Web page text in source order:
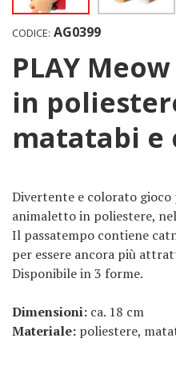
CODICE: AG0399
PLAY Meow - animaletti
in
matatabi e
Divertente e colorato
animaletto in poliestere,
Il passatempo contiene
per essere ancora più
Disponibile in 3 forme.
Dimensioni: ca. 18 cm
Materiale: poliestere,